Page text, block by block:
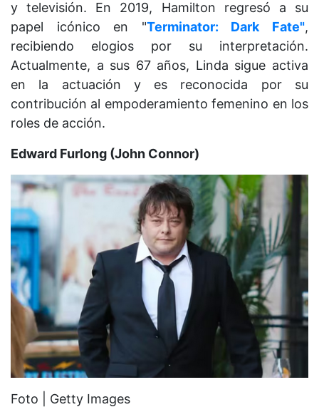
y televisión. En 2019, Hamilton regresó a su
papel icónico en "Terminator: Dark Fate",
recibiendo elogios por su interpretación.
Actualmente, a sus 67 años, Linda sigue activa
en la actuación y es reconocida por su
contribución al empoderamiento femenino en los
roles de acción.
Edward Furlong (John Connor)
Foto | Getty Images